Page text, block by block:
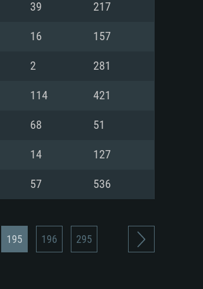
을 지원하는 Nvidia
클라이언트)
고, 최신 그래픽 드라
그래픽 드라이버를
미만; 최소사양 지원
39 217
16 157
2 281
114 421
68 51
14 127
57 536
195 196 295